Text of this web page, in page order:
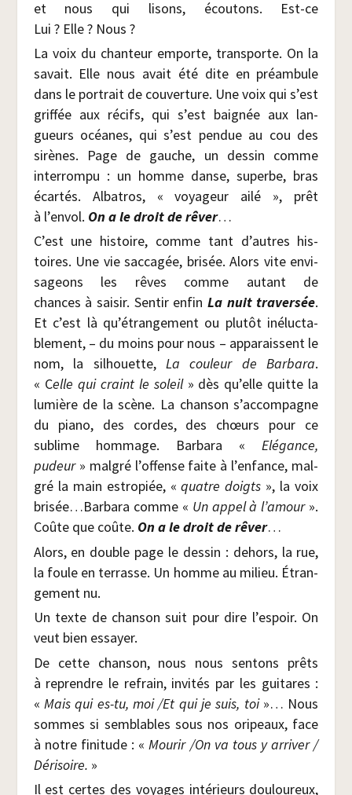
et nous qui lisons, écou­tons. Est-ce
Lui ? Elle ? Nous ?
La voix du chan­teur emporte, trans­porte. On la
savait. Elle nous avait été dite en pré­am­bule
dans le por­trait de cou­ver­ture. Une voix qui s’est
grif­fée aux récifs, qui s’est bai­gnée aux lan­
gueurs océanes, qui s’est pen­due au cou des
sirènes. Page de gauche, un des­sin comme
inter­rom­pu : un homme danse, superbe, bras
écar­tés. Alba­tros, « voya­geur ailé », prêt
à l’envol. On a le droit de rêver…
C’est une his­toire, comme tant d’autres his­
toires. Une vie sac­ca­gée, bri­sée. Alors vite envi­
sa­geons les rêves comme autant de
chances à sai­sir. Sen­tir enfinLa nuit tra­ver­sée.
Et c’est là qu’étrangement ou plu­tôt iné­luc­ta­
ble­ment, – du moins pour nous – appa­raissent le
nom, la sil­houette, La cou­leur de Bar­ba­ra.
« Celle qui craint le soleil» dès qu’elle quitte la
lumière de la scène. La chan­son s’accompagne
du pia­no, des cordes, des chœurs pour ce
sublime hom­mage. Bar­ba­ra «Elé­gance,
pudeur» mal­gré l’offense faite à l’enfance, mal­
gré la main estro­piée, «quatre doigts », la voix
brisée…Barbara comme « Un appel à l’amour».
Coûte que coûte. On a le droit de rêver…
Alors, en double page le des­sin : dehors, la rue,
la foule en ter­rasse. Un homme au milieu. Étran­
ge­ment nu.
Un texte de chan­son suit pour dire l’espoir. On
veut bien essayer.
De cette chan­son, nous nous sen­tons prêts
à reprendre le refrain, invi­tés par les gui­tares :
« Mais qui es-tu, moi /​Et qui je suis, toi»… Nous
sommes si sem­blables sous nos ori­peaux, face
à notre fini­tude : «Mou­rir /​On va tous y arri­ver /​
Déri­soire. »
Il est certes des voyages inté­rieurs dou­lou­reux,